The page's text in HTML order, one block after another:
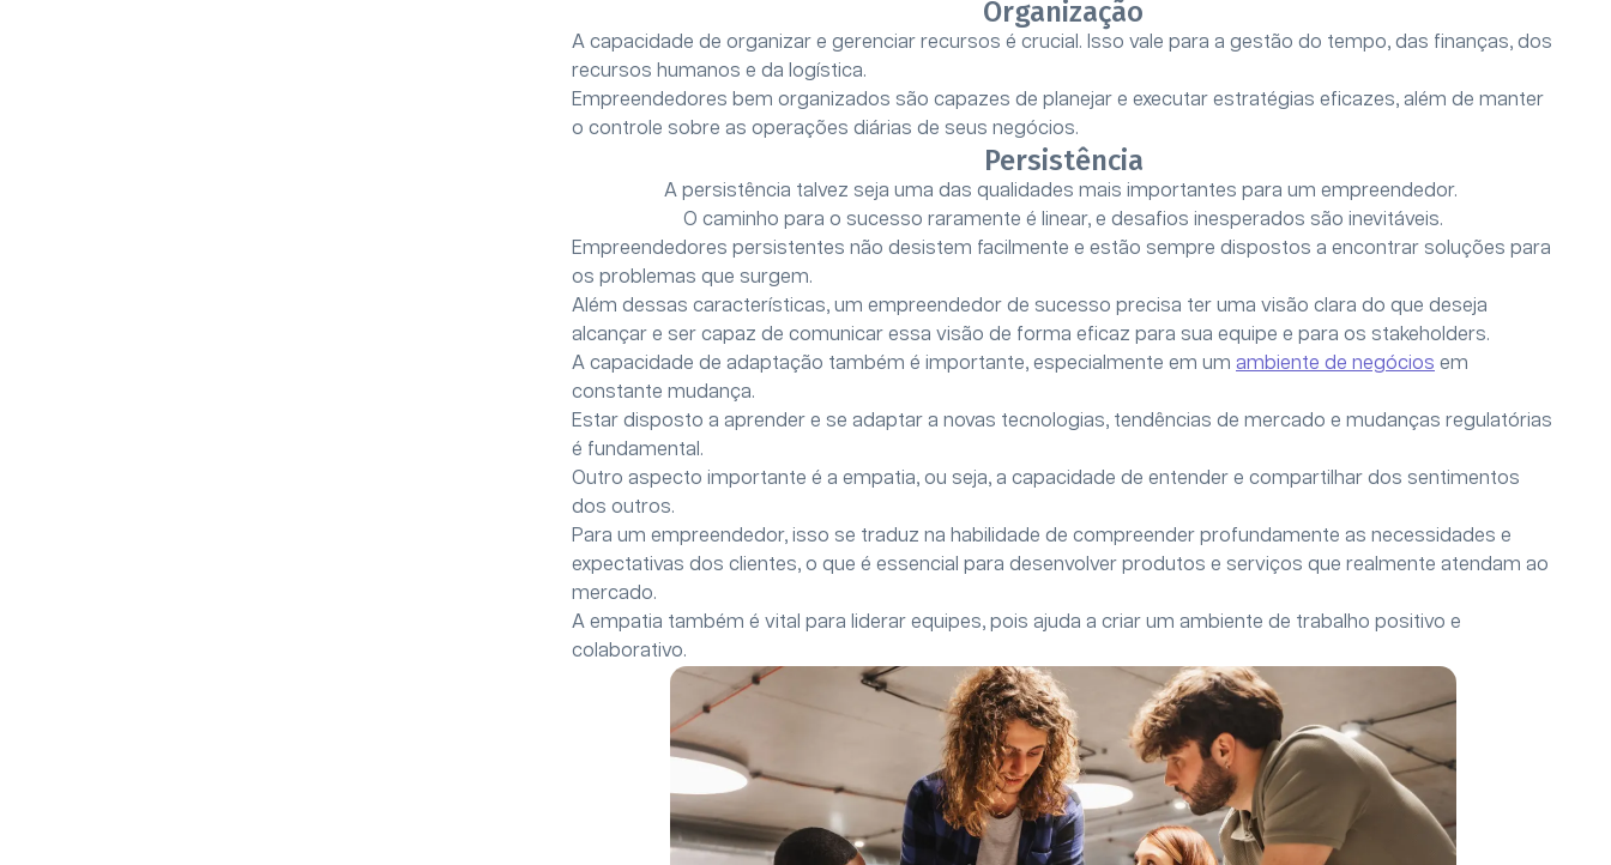
Organização
A capacidade de organizar e gerenciar recursos é crucial. Isso vale para a gestão do tempo, das finanças, dos
recursos humanos e da logística.
Empreendedores bem organizados são capazes de planejar e executar estratégias eficazes, além de manter
o controle sobre as operações diárias de seus negócios.
Persistência
A persistência talvez seja uma das qualidades mais importantes para um empreendedor.
O caminho para o sucesso raramente é linear, e desafios inesperados são inevitáveis.
Empreendedores persistentes não desistem facilmente e estão sempre dispostos a encontrar soluções para
os problemas que surgem.
Além dessas características, um empreendedor de sucesso precisa ter uma visão clara do que deseja
alcançar e ser capaz de comunicar essa visão de forma eficaz para sua equipe e para os stakeholders.
A capacidade de adaptação também é importante, especialmente em um ambiente de negócios em
constante mudança.
Estar disposto a aprender e se adaptar a novas tecnologias, tendências de mercado e mudanças regulatórias
é fundamental.
Outro aspecto importante é a empatia, ou seja, a capacidade de entender e compartilhar dos sentimentos
dos outros.
Para um empreendedor, isso se traduz na habilidade de compreender profundamente as necessidades e
expectativas dos clientes, o que é essencial para desenvolver produtos e serviços que realmente atendam ao
mercado.
A empatia também é vital para liderar equipes, pois ajuda a criar um ambiente de trabalho positivo e
colaborativo.